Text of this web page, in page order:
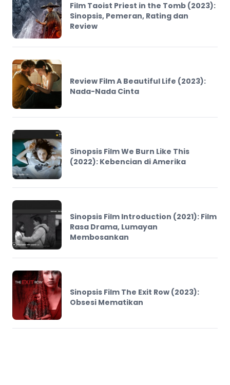
Film Taoist Priest in the Tomb (2023):
Sinopsis, Pemeran, Rating dan
Review
Review Film A Beautiful Life (2023):
Nada-Nada Cinta
Sinopsis Film We Burn Like This
(2022): Kebencian di Amerika
Sinopsis Film Introduction (2021): Film
Rasa Drama, Lumayan
Membosankan
Sinopsis Film The Exit Row (2023):
Obsesi Mematikan